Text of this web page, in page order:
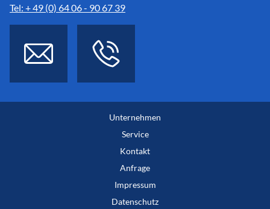
Tel: + 49 (0) 64 06 - 90 67 39
Unternehmen
Service
Kontakt
Anfrage
Impressum
Datenschutz